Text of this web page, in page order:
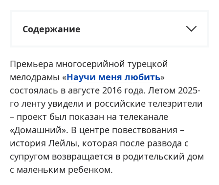
Содержание
Премьера многосерийной турецкой
мелодрамы «Научи меня любить»
состоялась в августе 2016 года. Летом 2025-
го ленту увидели и российские телезрители
– проект был показан на телеканале
«Домашний». В центре повествования –
история Лейлы, которая после развода с
супругом возвращается в родительский дом
с маленьким ребенком.